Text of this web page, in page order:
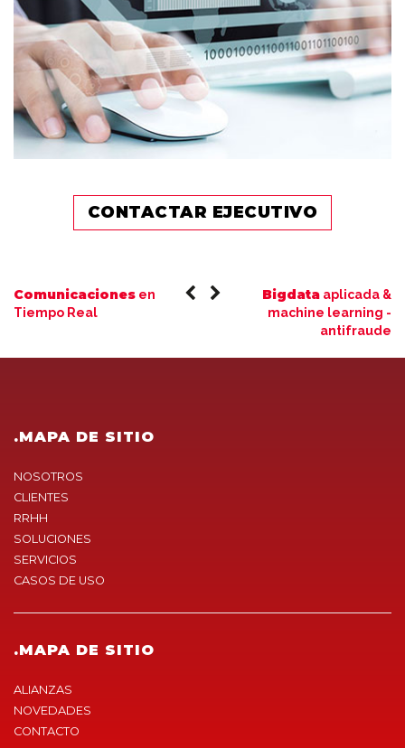
CONTACTAR EJECUTIVO
Comunicaciones en
Tiempo Real
Bigdata aplicada &
machine learning -
antifraude
.MAPA DE SITIO
NOSOTROS
CLIENTES
RRHH
SOLUCIONES
SERVICIOS
CASOS DE USO
.MAPA DE SITIO
ALIANZAS
NOVEDADES
CONTACTO